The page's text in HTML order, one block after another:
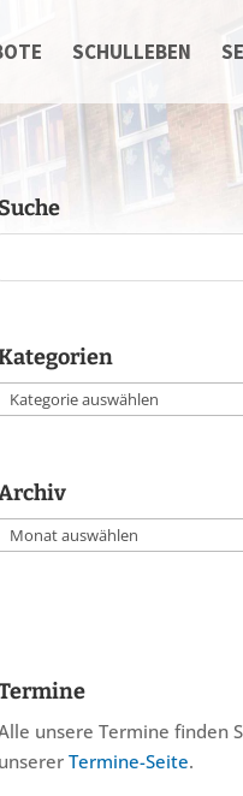
SCHULLEBEN
Suche
Kategorien
Archiv
unsere Termine finden
unserer Termine-Seite.